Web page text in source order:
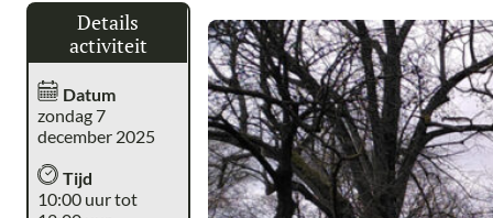
Details
activiteit
Datum
zondag 7
december 2025
Tijd
10:00 uur tot